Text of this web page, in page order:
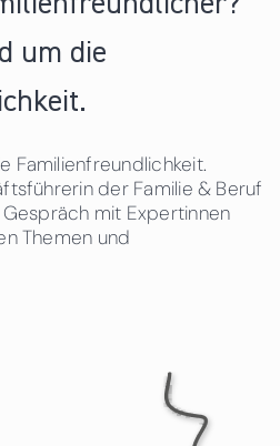
um die
Familienfreundlichkeit.
der Familie & Beruf
mit Expertinnen
Themen und